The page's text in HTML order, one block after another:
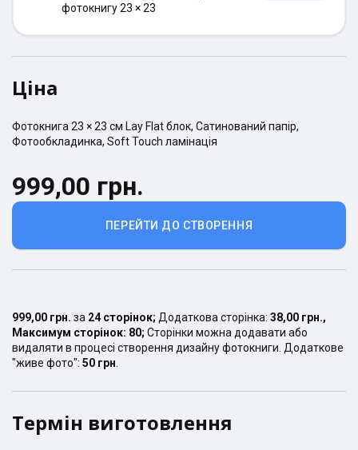
фотокнигу 23 × 23
Ціна
Фотокнига 23 × 23 см Lay Flatблок, Сатинований папір,
Фотообкладинка, Soft Touch ламінація
ПЕРЕЙТИ ДО СТВОРЕННЯ
999,00 грн.
999,00 грн. за 24 сторінок; Додаткова сторінка: 38,00 грн.,
Максимум сторінок: 80; Сторінки можна додавати або
видаляти в процесі створення дизайну фотокниги. Додаткове
"живе фото": 50 грн
Термін виготовлення